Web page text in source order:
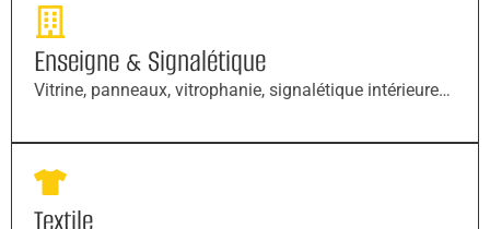
Enseigne & Signalétique
Vitrine, panneaux, vitrophanie, signalétique intérieure…